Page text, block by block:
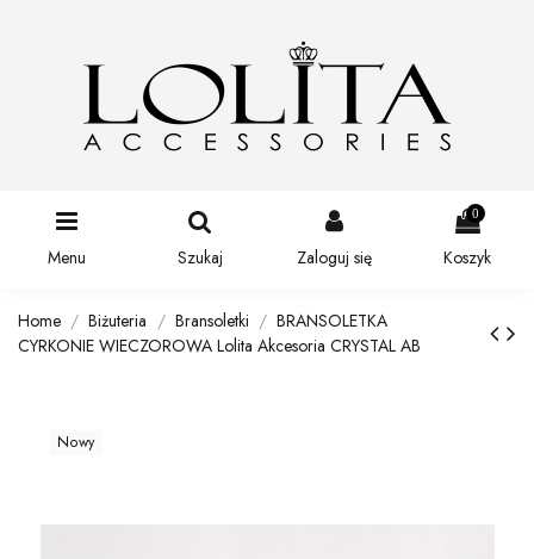
Menu Szukaj Zaloguj się
0
Koszyk
Home Biżuteria Bransoletki
BRANSOLETKA
CYRKONIE WIECZOROWA Lolita Akcesoria CRYSTAL AB
Nowy